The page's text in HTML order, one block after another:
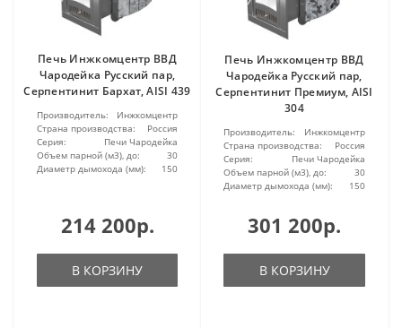
Печь Инжкомцентр ВВД
Чародейка Русский пар,
Серпентинит Бархат, AISI 439
Производитель:
Инжкомцентр
Страна производства:
Россия
Серия:
Печи Чародейка
Объем парной (м3), до:
30
Диаметр дымохода (мм):
150
214 200р.
В КОРЗИНУ
Печь Инжкомцентр ВВД
Чародейка Русский пар,
Серпентинит Премиум, AISI
304
Производитель:
Инжкомцентр
Страна производства:
Россия
Серия:
Печи Чародейка
Объем парной (м3), до:
30
Диаметр дымохода (мм):
150
301 200р.
В КОРЗИНУ